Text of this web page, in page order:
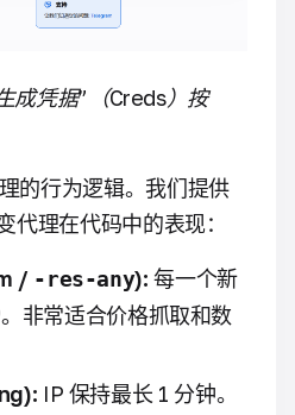
成凭据”（Creds）按
的行为逻辑。我们提供
代理在代码中的表现：
/ -res-any): 每一个新
非常适合价格抓取和数
IP 保持最长 1 分钟。